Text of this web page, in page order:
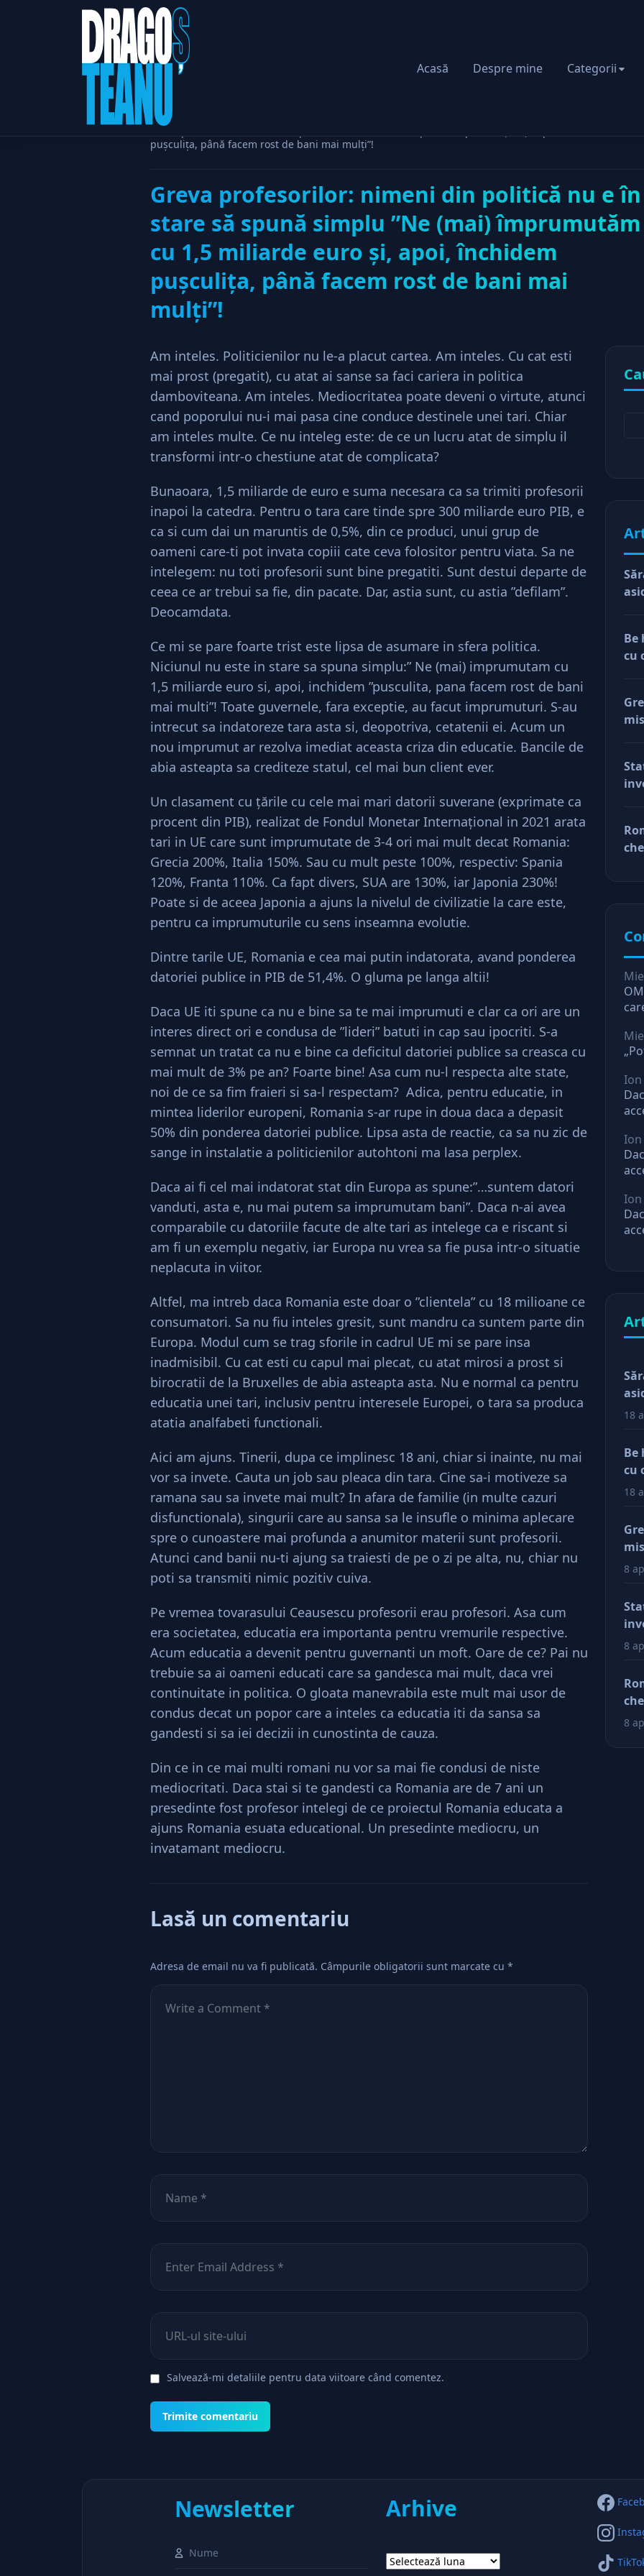
Acasă Despre mine Categorii
Home
puşculiţa, până facem rost de bani mai mulţi”!
Greva profesorilor: nimeni din politică nu e în
stare să spună simplu ”Ne (mai) împrumutăm
cu 1,5 miliarde euro şi, apoi, închidem
puşculiţa, până facem rost de bani mai
mulţi”!
Am inteles. Politicienilor nu le-a placut cartea. Am inteles. Cu cat esti
mai prost (pregatit), cu atat ai sanse sa faci cariera in politica
damboviteana. Am inteles. Mediocritatea poate deveni o virtute, atunci
cand poporului nu-i mai pasa cine conduce destinele unei tari. Chiar
am inteles multe. Ce nu inteleg este: de ce un lucru atat de simplu il
transformi intr-o chestiune atat de complicata?
Bunaoara, 1,5 miliarde de euro e suma necesara ca sa trimiti profesorii
inapoi la catedra. Pentru o tara care tinde spre 300 miliarde euro PIB, e
ca si cum dai un maruntis de 0,5%, din ce produci, unui grup de
oameni care-ti pot invata copiii cate ceva folositor pentru viata. Sa ne
intelegem: nu toti profesorii sunt bine pregatiti. Sunt destui departe de
ceea ce ar trebui sa fie, din pacate. Dar, astia sunt, cu astia ”defilam”.
Deocamdata.
Ce mi se pare foarte trist este lipsa de asumare in sfera politica.
Niciunul nu este in stare sa spuna simplu:” Ne (mai) imprumutam cu
1,5 miliarde euro si, apoi, inchidem ”pusculita, pana facem rost de bani
mai multi”! Toate guvernele, fara exceptie, au facut imprumuturi. S-au
intrecut sa indatoreze tara asta si, deopotriva, cetatenii ei. Acum un
nou imprumut ar rezolva imediat aceasta criza din educatie. Bancile de
abia asteapta sa crediteze statul, cel mai bun client ever.
Un clasament cu ţările cu cele mai mari datorii suverane (exprimate ca
procent din PIB), realizat de Fondul Monetar Internaţional in 2021 arata
tari in UE care sunt imprumutate de 3-4 ori mai mult decat Romania:
Grecia 200%, Italia 150%. Sau cu mult peste 100%, respectiv: Spania
120%, Franta 110%. Ca fapt divers, SUA are 130%, iar Japonia 230%!
Poate si de aceea Japonia a ajuns la nivelul de civilizatie la care este,
pentru ca imprumuturile cu sens inseamna evolutie.
Dintre tarile UE, Romania e cea mai putin indatorata, avand ponderea
datoriei publice in PIB de 51,4%. O gluma pe langa altii!
Daca UE iti spune ca nu e bine sa te mai imprumuti e clar ca ori are un
interes direct ori e condusa de ”lideri” batuti in cap sau ipocriti. S-a
semnat un tratat ca nu e bine ca deficitul datoriei publice sa creasca cu
mai mult de 3% pe an? Foarte bine! Asa cum nu-l respecta alte state,
noi de ce sa fim fraieri si sa-l respectam? Adica, pentru educatie, in
mintea liderilor europeni, Romania s-ar rupe in doua daca a depasit
50% din ponderea datoriei publice. Lipsa asta de reactie, ca sa nu zic de
sange in instalatie a politicienilor autohtoni ma lasa perplex.
Daca ai fi cel mai indatorat stat din Europa as spune:”…suntem datori
vanduti, asta e, nu mai putem sa imprumutam bani”. Daca n-ai avea
comparabile cu datoriile facute de alte tari as intelege ca e riscant si
am fi un exemplu negativ, iar Europa nu vrea sa fie pusa intr-o situatie
neplacuta in viitor.
Altfel, ma intreb daca Romania este doar o ”clientela” cu 18 milioane ce
consumatori. Sa nu fiu inteles gresit, sunt mandru ca suntem parte din
Europa. Modul cum se trag sforile in cadrul UE mi se pare insa
inadmisibil. Cu cat esti cu capul mai plecat, cu atat mirosi a prost si
birocratii de la Bruxelles de abia asteapta asta. Nu e normal ca pentru
educatia unei tari, inclusiv pentru interesele Europei, o tara sa produca
atatia analfabeti functionali.
Aici am ajuns. Tinerii, dupa ce implinesc 18 ani, chiar si inainte, nu mai
vor sa invete. Cauta un job sau pleaca din tara. Cine sa-i motiveze sa
ramana sau sa invete mai mult? In afara de familie (in multe cazuri
disfunctionala), singurii care au sansa sa le insufle o minima aplecare
spre o cunoastere mai profunda a anumitor materii sunt profesorii.
Atunci cand banii nu-ti ajung sa traiesti de pe o zi pe alta, nu, chiar nu
poti sa transmiti nimic pozitiv cuiva.
Pe vremea tovarasului Ceausescu profesorii erau profesori. Asa cum
era societatea, educatia era importanta pentru vremurile respective.
Acum educatia a devenit pentru guvernanti un moft. Oare de ce? Pai nu
trebuie sa ai oameni educati care sa gandesca mai mult, daca vrei
continuitate in politica. O gloata manevrabila este mult mai usor de
condus decat un popor care a inteles ca educatia iti da sansa sa
gandesti si sa iei decizii in cunostinta de cauza.
Din ce in ce mai multi romani nu vor sa mai fie condusi de niste
mediocritati. Daca stai si te gandesti ca Romania are de 7 ani un
presedinte fost profesor intelegi de ce proiectul Romania educata a
ajuns Romania esuata educational. Un presedinte mediocru, un
invatamant mediocru.
Lasă un comentariu
Adresa de email nu va fi publicată. Câmpurile obligatorii sunt marcate cu *
Salvează-mi detaliile pentru data viitoare când comentez.
Be
cu
18
Be
cu
18
8
rău
8
8
Newsletter Arhive
Arhive